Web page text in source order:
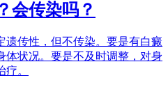
会传染吗？
遗传性，但不传染。要是有白癜
体状况。要是不及时调整，对身
。